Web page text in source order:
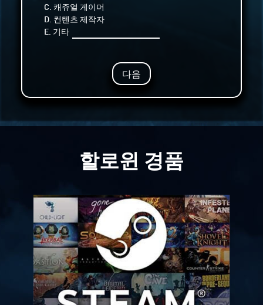
C. 캐쥬얼 게이머
D. 컨텐츠 제작자
E. 기타
다음
할로윈 경품